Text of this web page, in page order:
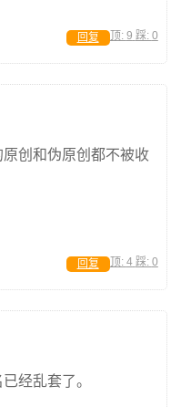
顶: 9 踩: 0
回复
创和伪原创都不被收
顶: 4 踩: 0
回复
经乱套了。